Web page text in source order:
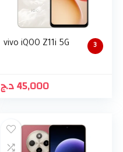
3
vivo iQOO Z11i 5G
45,000د.ج